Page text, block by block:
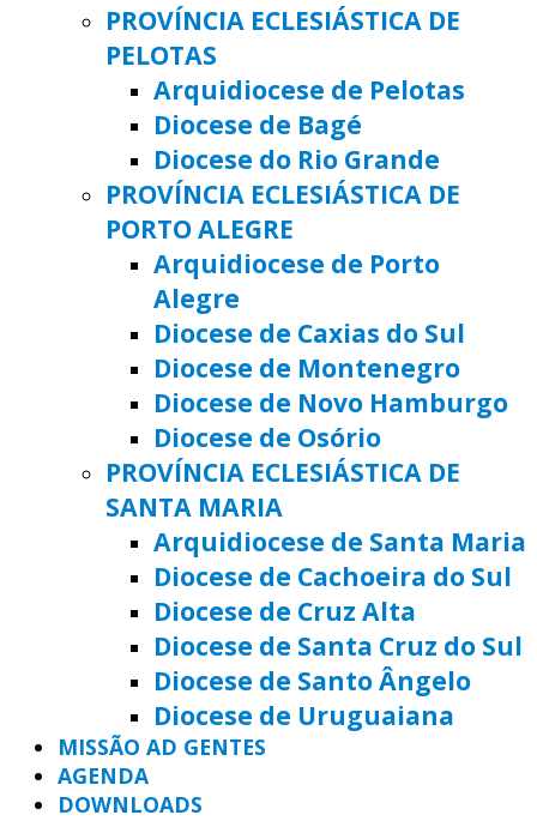
PROVÍNCIA ECLESIÁSTICA DE
PELOTAS
Arquidiocese de Pelotas
Diocese de Bagé
Diocese do Rio Grande
PROVÍNCIA ECLESIÁSTICA DE
PORTO ALEGRE
Arquidiocese de Porto
Alegre
Diocese de Caxias do Sul
Diocese de Montenegro
Diocese de Novo Hamburgo
Diocese de Osório
PROVÍNCIA ECLESIÁSTICA DE
SANTA MARIA
Arquidiocese de Santa Maria
Diocese de Cachoeira do Sul
Diocese de Cruz Alta
Diocese de Santa Cruz do Sul
Diocese de Santo Ângelo
Diocese de Uruguaiana
MISSÃO AD GENTES
AGENDA
DOWNLOADS